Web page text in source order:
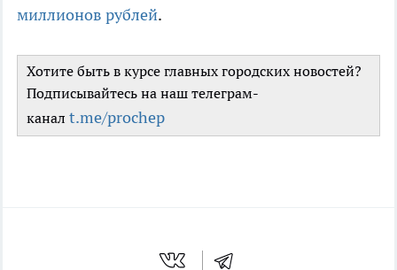
миллионов рублей.
Хотите быть в курсе главных городских новостей?
Подписывайтесь на наш телеграм-
канал t.me/prochep